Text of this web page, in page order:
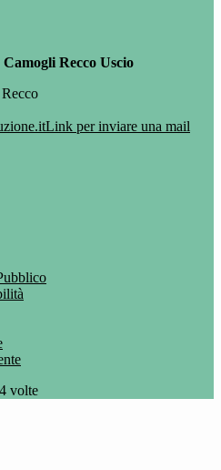
Recco Uscio
Link per inviare una mail
volte